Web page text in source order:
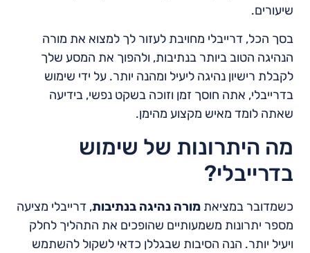
שיעורים.
בסך הכל, דרייבלי מחויבת לעזור לך למצוא את מורה
הנהיגה הטוב ביותר בנתיבות, ולהפוך את המסע שלך
לקבלת רישיון נהיגה ליעיל ומהנה יותר. על ידי שימוש
בדרייבלי, אתה חוסך זמן וזוכה בשקט נפשי, בידיעה
שאתה לומד מאיש מקצוע מהימן.
מה היתרונות של שימוש
בדרייבלי?
כשמדובר במציאת מורה נהיגה בנתיבות, דרייבלי מציעה
מספר יתרונות משמעותיים שהופכים את התהליך לחלק
ויעיל יותר. הנה הסיבות שבגללן כדאי לשקול להשתמש